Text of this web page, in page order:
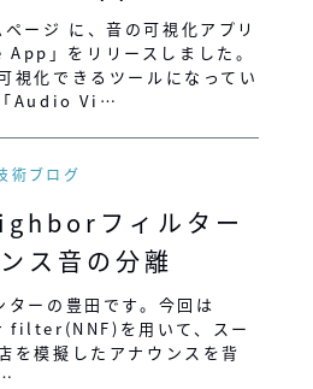
ージ に、音の可視化アプリ
」をリリースしました。
視化できるツールになってい
「Audio Vi…
術ブログ
フィルター
ス音の分離
ーの豊田です。今回は
を用いて、スー
を模擬したアナウンスを背